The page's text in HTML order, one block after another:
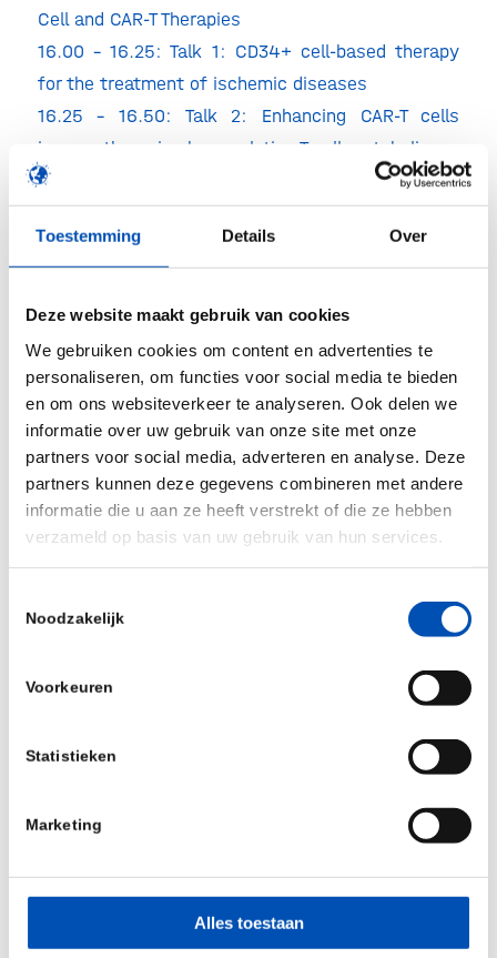
Toestemming Details Over
Deze website maakt gebruik van cookies
We gebruiken cookies om content en advertenties te
personaliseren, om functies voor social media te bieden
en om ons websiteverkeer te analyseren. Ook delen we
informatie over uw gebruik van onze site met onze
partners voor social media, adverteren en analyse. Deze
partners kunnen deze gegevens combineren met andere
informatie die u aan ze heeft verstrekt of die ze hebben
verzameld op basis van uw gebruik van hun services.
Noodzakelijk
Voorkeuren
Statistieken
Marketing
Alles toestaan
Cell and CAR‑T Therapies
16.00 – 16.25: Talk 1: CD34+ cell-based therapy
for the treatment of ischemic diseases
16.25 – 16.50: Talk 2: Enhancing CAR-T cells
immunotherapies by regulating T cell metabolism
16.50 – 17.00: Closing Remarks
17.00 – 18.00: Networking Happy Hour
Speakers:
Acrobiosystems
Ibon Garitaonandia , Chief Scientific Officer at
CellProthera
Iosifina Foskolou
, Group Leader at Sanquin
Research and Assistant Professor at Amsterdam
UMC
Come connect with leading voices from academia
and industry, engage in insightful discussions,
closes on April 3. For more information and